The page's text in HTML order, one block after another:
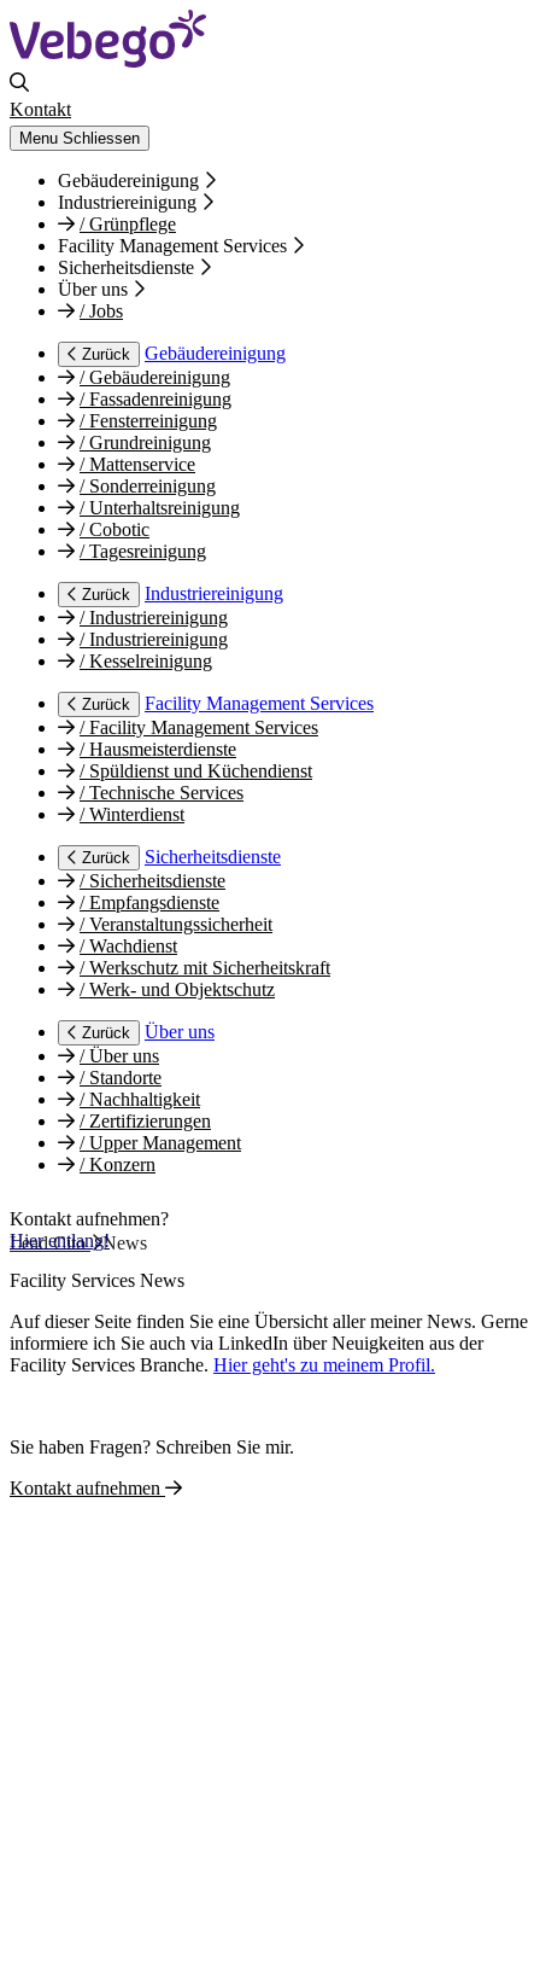
Kontakt
Menu Schliessen
Gebäudereinigung
Industriereinigung
/Grünpflege
Facility Management Services
Sicherheitsdienste
Über uns
/Jobs
Zurück
Gebäudereinigung
/Gebäudereinigung
/Fassadenreinigung
/Fensterreinigung
/Grundreinigung
/Mattenservice
/Sonderreinigung
/Unterhaltsreinigung
/Cobotic
/Tagesreinigung
Zurück
Industriereinigung
/Industriereinigung
/Industriereinigung
/Kesselreinigung
Zurück
Facility Management Services
/Facility Management Services
/Hausmeisterdienste
/Spüldienst und Küchendienst
/Technische Services
/Winterdienst
Zurück
Sicherheitsdienste
/Sicherheitsdienste
/Empfangsdienste
/Veranstaltungssicherheit
/Wachdienst
/Werkschutz mit Sicherheitskraft
/Werk- und Objektschutz
Zurück
Über uns
/Über uns
/Standorte
/Nachhaltigkeit
/Zertifizierungen
/Upper Management
/Konzern
Kontakt aufnehmen?
Hier entlang!
Lead Cito News
Facility Services News
Auf dieser Seite finden Sie eine Übersicht aller meiner News. Gerne
informiere ich Sie auch via LinkedIn über Neuigkeiten aus der
Facility Services Branche. Hier geht's zu meinem Profil.
Sie haben Fragen? Schreiben Sie mir.
Kontakt aufnehmen